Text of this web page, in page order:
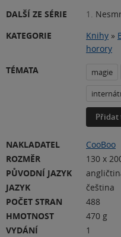
DALŠÍ ZE SÉRIE
1.
KATEGORIE
Knihy »
horory
TÉMATA
magie
Přidat
NAKLADATEL
CooBoo
ROZMĚR
130 x
PŮVODNÍ JAZYK
JAZYK
čeština
POČET STRAN
488
HMOTNOST
470 g
VYDÁNÍ
1